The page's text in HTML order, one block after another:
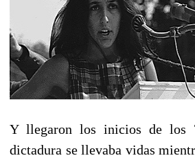
Y llegaron los inicios de los
dictadura se llevaba vidas